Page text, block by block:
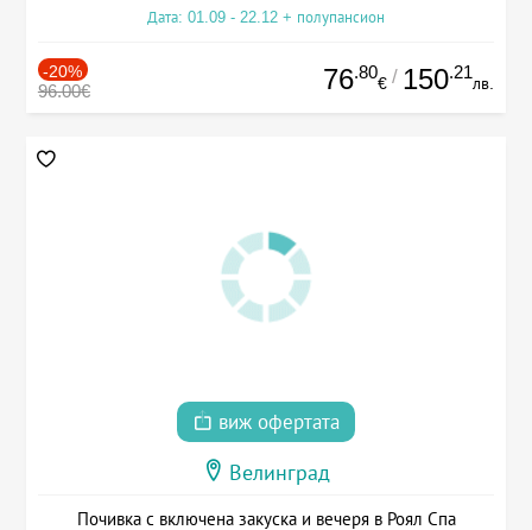
Дата: 01.09 - 22.12 + полупансион
-20%
96.00€ 76.80
€ / 150.21
лв.
виж офертата
Велинград
Почивка с включена закуска и вечеря в Роял Спа